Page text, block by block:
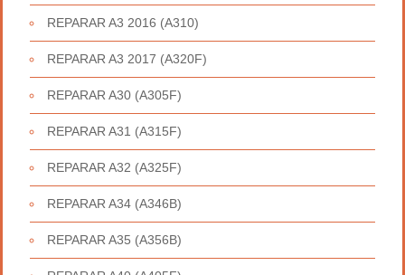
REPARAR A3 2016 (A310)
REPARAR A3 2017 (A320F)
REPARAR A30 (A305F)
REPARAR A31 (A315F)
REPARAR A32 (A325F)
REPARAR A34 (A346B)
REPARAR A35 (A356B)